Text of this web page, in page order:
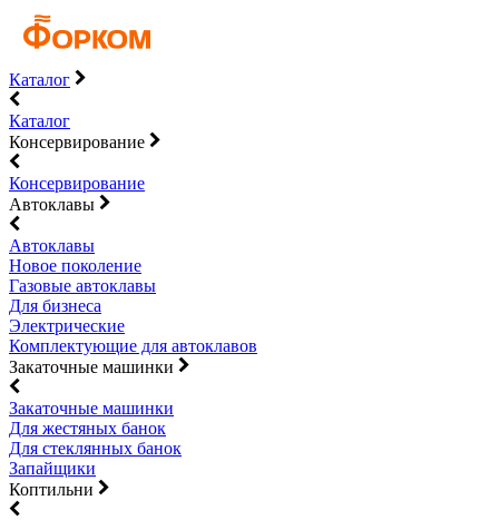
Каталог
Каталог
Консервирование
Консервирование
Автоклавы
Автоклавы
Новое поколение
Газовые автоклавы
Для бизнеса
Электрические
Комплектующие для автоклавов
Закаточные машинки
Закаточные машинки
Для жестяных банок
Для стеклянных банок
Запайщики
Коптильни